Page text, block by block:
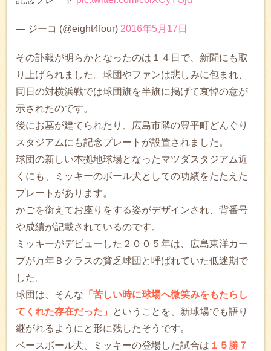
— ジーコ (@eight4four) 2016年5月17日
その訃報が明らかとなったのは１４日で、新聞にも取
り上げられました。球団やファンは悲しみに包まれ、
同日の対横浜戦では球団旗を半旗に掲げて哀悼の意が
示されたのです。
後にお墓が建てられたり、広島市隣の豊平町どんぐり
スタジアムにも記念プレートが設置されました。
球団の新しい本拠地球場となったマツダスタジアム近
くにも、ミッキーのボール犬としての功績をたたえた
プレートがあります。
かごを銜えてお座りをする姿がデザインされ、背番号
や成績が記載されているのです。
ミッキーがデビューした２００５年は、広島東洋カー
プが万年Ｂクラスの貧乏球団と呼ばれていた低迷期で
した。
球団は、そんな 「苦しい時に球場へ微笑みをもたらし
てくれた存在だった」
ということを、新球場でも語り
継がれるようにと形に残したそうです。
ベースボール犬、ミッキーの登場した試合は １５勝７